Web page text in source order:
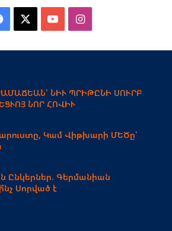
Facebook YouTubeInstagram
ՆԻՒ ՊՐԻԹԸՆԻ ՍՈՒՐԲ
ՆՈՐ ՀՈՎԻՒ
Կամ Վիթխարի ՄԵԾը՝
Ընկերներ. Գերմանիան
Սորված է